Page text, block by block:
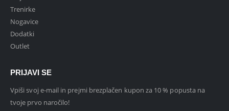
Trenirke
Nogavice
Dodatki
Outlet
PRIJAVI SE
Vpiši svoj e-mail in prejmi brezplačen kupon za 10 % popusta na
tvoje prvo naročilo!